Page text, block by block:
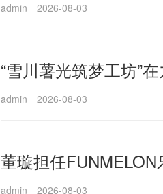
admin 2026-08-03
“雪川薯光筑梦工坊”
admin 2026-08-03
董璇担任
admin 2026-08-03